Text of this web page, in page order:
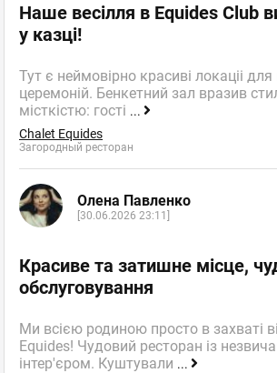
Наше весілля в Equides Club
у казці!
Тут є неймовірно красиві локаціі для
церемоній. Бенкетний зал вразив
місткістю: гості ...
Chalet Equides
Загородный ресторан
Олена Павленко
[30.06.2026 23:11]
Красиве та затишне місце,
обслуговування
Ми всією родиною просто в захваті
Equides! Чудовий ресторан із
інтер'єром. Куштували ...